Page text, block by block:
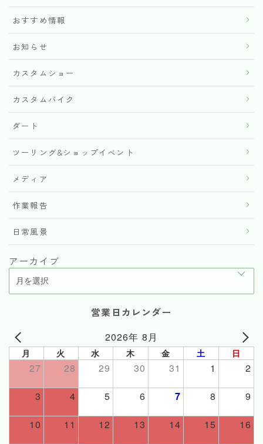
おすすめ情報
お知らせ
カスタムショー
カスタムバイク
ダート
ツーリング&ショップイベント
メディア
作業報告
日常風景
アーカイブ
営業日カレンダー
2026年 8月
月 火 水 木 金 土 日
27 28 29 30 31 1 2
3 4 5 6 7 8 9
10 11 12 13 14 15 16